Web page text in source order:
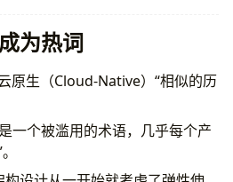
为热词
原生（Cloud-Native）“相似的历
一个被滥用的术语，几乎每个产